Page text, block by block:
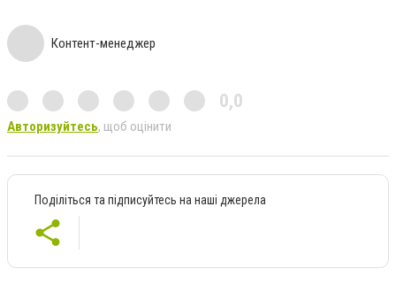
Контент-менеджер
0,0
Авторизуйтесь, щоб оцінити
Поділіться та підписуйтесь на наші джерела